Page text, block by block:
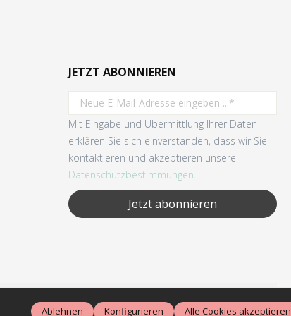
JETZT ABONNIEREN
Mit Eingabe und Übermittlung Ihrer Daten
erklären Sie sich einverstanden, dass wir Sie
kontaktieren und akzeptieren unsere
Datenschutzbestimmungen.
Jetzt abonnieren
nicht anders angegeben.
Ablehnen Konfigurieren Alle Cookies akzeptieren